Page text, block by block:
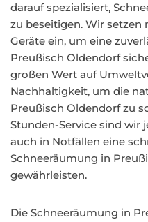
darauf spezialisiert,
zu beseitigen. Wir
Geräte ein, um eine
Preußisch Oldendorf
großen Wert auf
Nachhaltigkeit, um die
Preußisch Oldendorf zu
Stunden-Service sind wir
auch in Notfällen eine
Schneeräumung in
gewährleisten.
Die Schneeräumung in